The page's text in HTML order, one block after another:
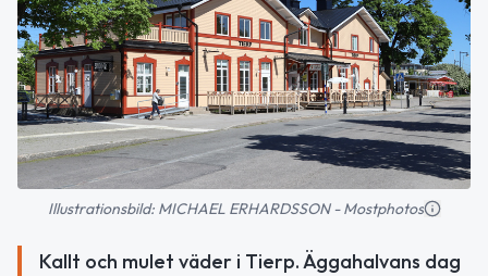
Illustrationsbild: MICHAEL ERHARDSSON - Mostphotos
Kallt och mulet väder i Tierp. Äggahalvans dag